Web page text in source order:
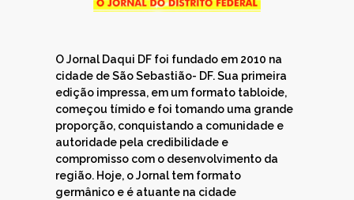
O Jornal Daqui DF foi fundado em 2010 na
cidade de São Sebastião- DF. Sua primeira
edição impressa, em um formato tabloide,
começou tímido e foi tomando uma grande
proporção, conquistando a comunidade e
autoridade pela credibilidade e
compromisso com o desenvolvimento da
região. Hoje, o Jornal tem formato
germânico e é atuante na cidade